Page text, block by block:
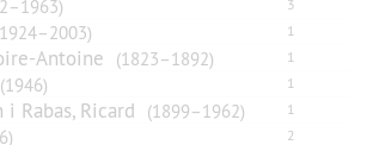
3
1
Antoine (1823–1892) 1
(1946) 1
Rabas, Ricard (1899–1962) 1
2